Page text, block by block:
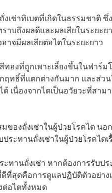
เช่าทิเบตที่เกิดในธรรมชาติ
ราบถึงผลดีและผลเสียในระย
จมีผลเสียต่อไตในระยะยาว
องที่ถูกเพาะเลี้ยงขึ้นในฟาร์ม
ฤทธิ์ที่แตกต่างกันมาก และส่
เนื่องจากไตเป็นอวัยวะที่สา
ของถั่งเช่าในผู้ป่วยโรคไต น
ระทานถั่งเช่าในผู้ป่วยโรคไตเ
ทานถั่งเช่า หากต้องการรับป
ที่สุดคือการดูแลปฏิบัติตัวอย่า
ต่อไตทั้งหมด